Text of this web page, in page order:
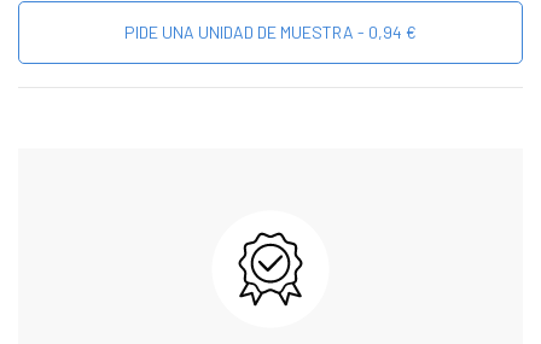
PIDE UNA UNIDAD DE MUESTRA - 0,94 €